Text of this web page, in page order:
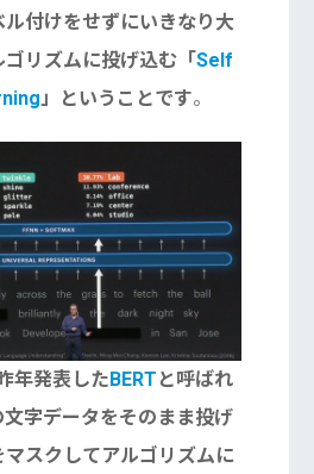
付けをせずにいきなり大
リズムに投げ込む「Self
」ということです。
年発表したBERT と呼ばれ
字データをそのまま投げ
スクしてアルゴリズムに